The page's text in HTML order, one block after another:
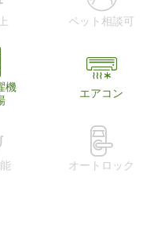
ペット相談可
機
エアコン
オートロック